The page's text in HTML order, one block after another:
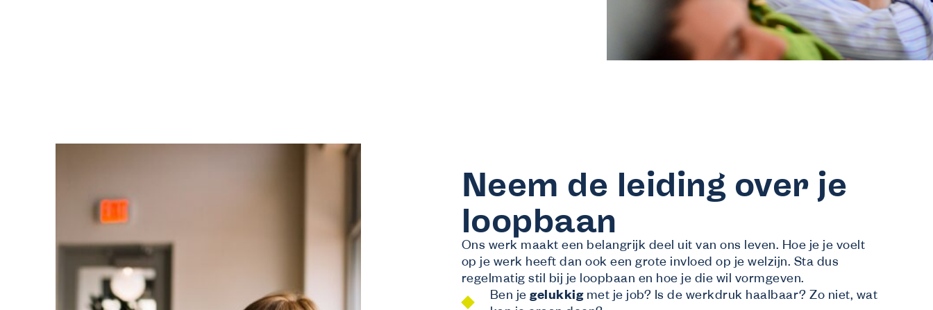
Mijn Co-Valent
Neem de leiding over je
loopbaan
Ons werk maakt een belangrijk deel uit van ons leven. Hoe je je voelt
op je werk heeft dan ook een grote invloed op je welzijn. Sta dus
regelmatig stil bij je loopbaan en hoe je die wil vormgeven.
Ben je gelukkigmet je job? Is de werkdruk haalbaar? Zo niet, wat